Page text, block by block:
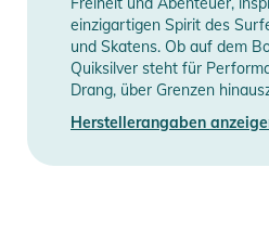
einzigartigen Spirit des
und Skatens. Ob auf dem
Quiksilver steht für
Drang, über Grenzen
Herstellerangaben